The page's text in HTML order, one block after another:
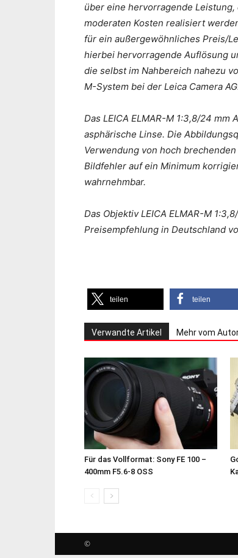
über eine hervorragende
moderaten Kosten realisiert
für ein außergewöhnliches Preis/
hierbei hervorragende Auflösung
die selbst im Nahbereich nahezu
M-System bei der Leica Camera
Das LEICA ELMAR-M 1:3,8/24
asphärische Linse. Die
Verwendung von hoch
Bildfehler auf ein Minimum
wahrnehmbar.
Das Objektiv LEICA ELMAR-M
Preisempfehlung in Deutschland
teilen teilen
Verwandte Artikel Mehr vom
Für das Vollformat: Sony FE 100 –
400mm F5.6-8 OSS
©